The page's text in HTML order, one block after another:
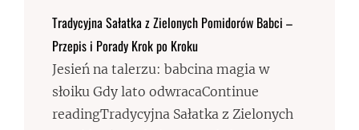
Tradycyjna Sałatka z Zielonych Pomidorów Babci –
Przepis i Porady Krok po Kroku
Jesień na talerzu: babcina magia w
słoiku Gdy lato odwracaContinue
readingTradycyjna Sałatka z Zielonych